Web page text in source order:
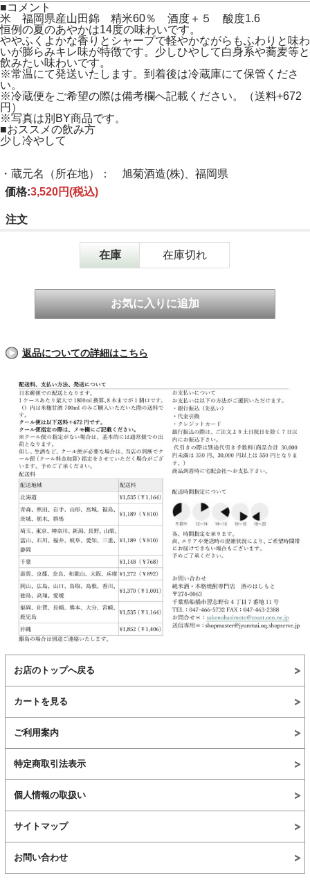
■コメント
米 福岡県産山田錦 精米60％ 酒度＋５ 酸度1.6
恒例の夏のあやかは14度の味わいです。
ややふくよかな香りとシャープで軽やかながらもふわりと味わ
いが膨らみキレ味が特徴です。少しひやして白身系や蕎麦等と
飲みたい味わいです。
※常温にて発送いたします。到着後は冷蔵庫にて保管くださ
い。
※冷蔵便をご希望の際は備考欄へ記載ください。（送料+672
円）
※写真は別BY商品です。
■おススメの飲み方
少し冷やして
・蔵元名（所在地）： 旭菊酒造(株)、福岡県
価格:3,520円(税込)
注文
在庫 在庫切れ
返品についての詳細はこちら
お店のトップへ戻る
カートを見る
ご利用案内
特定商取引法表示
個人情報の取扱い
サイトマップ
お問い合わせ